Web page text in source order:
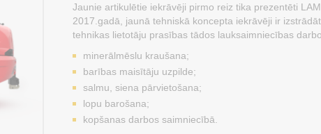
Jaunie artikulētie iekrāvēji pirmo reiz tika prezentēti
2017.gadā, jaunā tehniskā koncepta iekrāvēji ir
tehnikas lietotāju prasības tādos lauksaimniecības
minerālmēslu kraušana;
barības maisītāju uzpilde;
salmu, siena pārvietošana;
lopu barošana;
kopšanas darbos saimniecībā.